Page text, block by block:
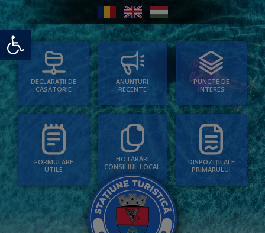
Deschide bara de unelte
DECLARAȚII DE
CĂSĂTORIE
ANUNȚURI
RECENTE
PUNCTE DE
INTERES
FORMULARE
UTILE
HOTĂRÂRI
CONSILIUL LOCAL
DISPOZIȚII ALE
PRIMARULUI